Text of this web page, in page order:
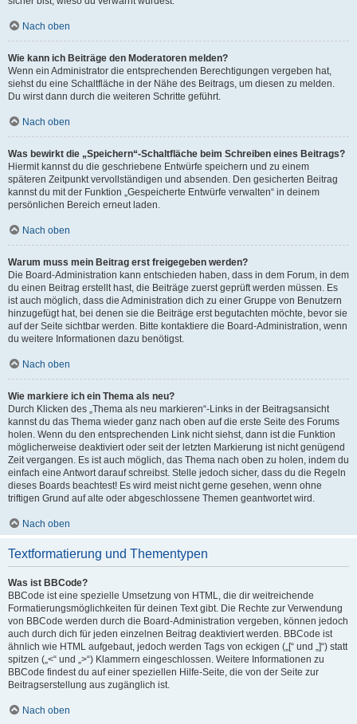
Nach oben
Wie kann ich Beiträge den Moderatoren melden?
Wenn ein Administrator die entsprechenden Berechtigungen vergeben hat,
siehst du eine Schaltfläche in der Nähe des Beitrags, um diesen zu melden.
Du wirst dann durch die weiteren Schritte geführt.
Nach oben
Was bewirkt die „Speichern“-Schaltfläche beim Schreiben eines Beitrags?
Hiermit kannst du die geschriebene Entwürfe speichern und zu einem
späteren Zeitpunkt vervollständigen und absenden. Den gesicherten Beitrag
kannst du mit der Funktion „Gespeicherte Entwürfe verwalten“ in deinem
persönlichen Bereich erneut laden.
Nach oben
Warum muss mein Beitrag erst freigegeben werden?
Die Board-Administration kann entschieden haben, dass in dem Forum, in dem
du einen Beitrag erstellt hast, die Beiträge zuerst geprüft werden müssen. Es
ist auch möglich, dass die Administration dich zu einer Gruppe von Benutzern
hinzugefügt hat, bei denen sie die Beiträge erst begutachten möchte, bevor sie
auf der Seite sichtbar werden. Bitte kontaktiere die Board-Administration, wenn
du weitere Informationen dazu benötigst.
Nach oben
Wie markiere ich ein Thema als neu?
Durch Klicken des „Thema als neu markieren“-Links in der Beitragsansicht
kannst du das Thema wieder ganz nach oben auf die erste Seite des Forums
holen. Wenn du den entsprechenden Link nicht siehst, dann ist die Funktion
möglicherweise deaktiviert oder seit der letzten Markierung ist nicht genügend
Zeit vergangen. Es ist auch möglich, das Thema nach oben zu holen, indem du
einfach eine Antwort darauf schreibst. Stelle jedoch sicher, dass du die Regeln
dieses Boards beachtest! Es wird meist nicht gerne gesehen, wenn ohne
triftigen Grund auf alte oder abgeschlossene Themen geantwortet wird.
Nach oben
Textformatierung und Thementypen
Was ist BBCode?
BBCode ist eine spezielle Umsetzung von HTML, die dir weitreichende
Formatierungsmöglichkeiten für deinen Text gibt. Die Rechte zur Verwendung
von BBCode werden durch die Board-Administration vergeben, können jedoch
auch durch dich für jeden einzelnen Beitrag deaktiviert werden. BBCode ist
ähnlich wie HTML aufgebaut, jedoch werden Tags von eckigen („[“ und „]“) statt
spitzen („<“ und „>“) Klammern eingeschlossen. Weitere Informationen zu
BBCode findest du auf einer speziellen Hilfe-Seite, die von der Seite zur
Beitragserstellung aus zugänglich ist.
Nach oben